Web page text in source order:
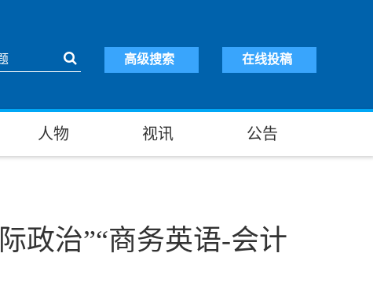
在线投稿
高级搜索
人物 视讯 公告
政治”“商务英语-会计